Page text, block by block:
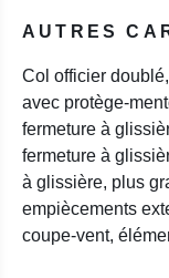
AUTRES
Col officier
avec protège-
fermeture à
fermeture à
à glissière, plus
empiècements
coupe-vent,